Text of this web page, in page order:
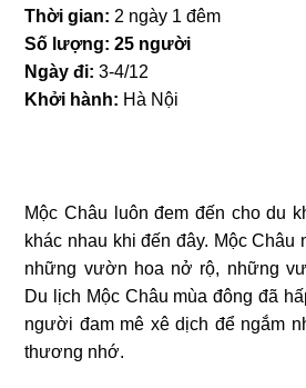
Thời gian: 2 ngày 1 đêm
Số lượng: 25 người
Ngày đi: 3-4/12
Khởi hành: Hà Nội
Mộc Châu luôn đem đến cho du
khác nhau khi đến đây. Mộc Châu
những vườn hoa nở rộ, những
Du lịch Mộc Châu mùa đông đã
người đam mê xê dịch để ngắm
thương nhớ.